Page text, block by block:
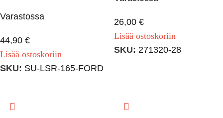
Varastossa
44,90 €
Lisää ostoskoriin
SKU: SU-LSR-165-FORD
26,00 €
Lisää ostoskoriin
SKU: 271320-28